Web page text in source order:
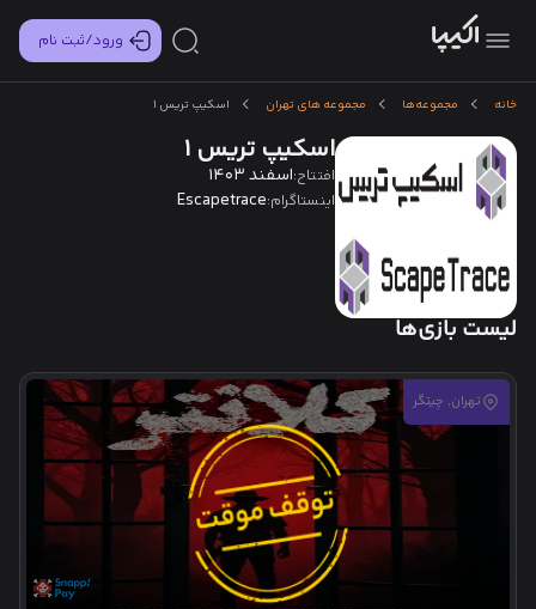
ورود/ثبت نام
خانه مجموعه‌ها مجموعه های تهران اسکیپ تریس 1
اسکیپ تریس 1
افتتاح:اسفند 1403
اینستاگرام:Escapetrace
لیست بازی‌ها
تهران, چیتگر